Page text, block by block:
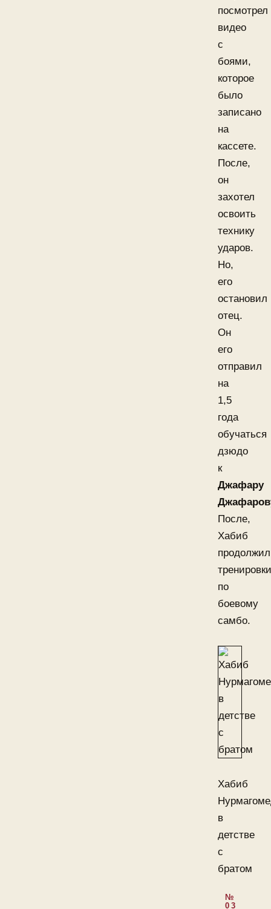
посмотрел
видео
с
боями,
которое
было
записано
на
кассете.
После,
он
захотел
освоить
технику
ударов.
Но,
его
остановил
отец.
Он
его
отправил
на
1,5
года
обучаться
дзюдо
к
Джафару
После,
Хабиб
продолжил
тренировки
по
боевому
самбо.
Хабиб
в
детстве
с
братом